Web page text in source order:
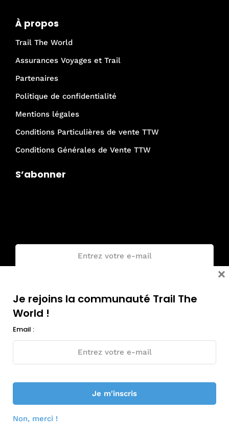
À propos
Trail The World
Assurances Voyages et Trail
Partenaires
Politique de confidentialité
Mentions légales
Conditions Particulières de vente TTW
Conditions Générales de Vente TTW
S’abonner
Je rejoins la communauté Trail The
World !
Email :
Non, merci !
×